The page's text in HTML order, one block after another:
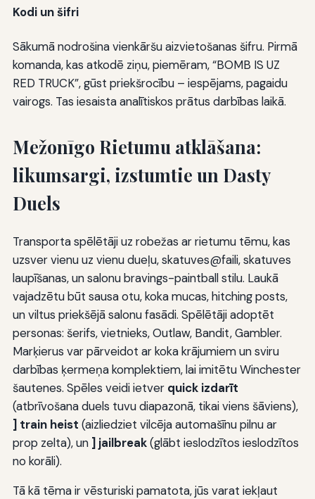
Kodi un šifri
Sākumā nodrošina vienkāršu aizvietošanas šifru. Pirmā
komanda, kas atkodē ziņu, piemēram, “BOMB IS UZ
RED TRUCK”, gūst priekšrocību – iespējams, pagaidu
vairogs. Tas iesaista analītiskos prātus darbības laikā.
Mežonīgo Rietumu atklāšana:
likumsargi, izstumtie un Dasty
Duels
Transporta spēlētāji uz robežas ar rietumu tēmu, kas
uzsver vienu uz vienu dueļu, skatuves@faili, skatuves
laupīšanas, un salonu bravings-paintball stilu. Laukā
vajadzētu būt sausa otu, koka mucas, hitching posts,
un viltus priekšējā salonu fasādi. Spēlētāji adoptēt
personas: šerifs, vietnieks, Outlaw, Bandit, Gambler.
Marķierus var pārveidot ar koka krājumiem un sviru
darbības ķermeņa komplektiem, lai imitētu Winchester
šautenes. Spēles veidi ietver quick izdarīt
(atbrīvošana duels tuvu diapazonā, tikai viens šāviens),
] train heist (aizliedziet vilcēja automašīnu pilnu ar
prop zelta), un ] jailbreak(glābt ieslodzītos ieslodzītos
no korāli).
Tā kā tēma ir vēsturiski pamatota, jūs varat iekļaut